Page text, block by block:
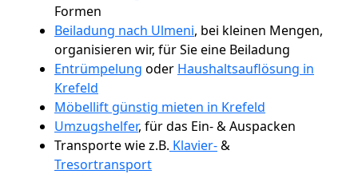
Formen
Beiladung nach Ulmeni, bei kleinen Mengen,
organisieren wir, für Sie eine Beiladung
Entrümpelung oder Haushaltsauflösung in
Krefeld
Möbellift günstig mieten in Krefeld
Umzugshelfer, für das Ein- & Auspacken
Transporte wie z.B. Klavier-&
Tresortransport